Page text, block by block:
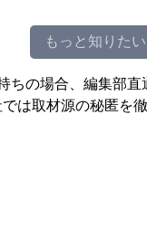
もっと知りたい
ちの場合、編集部
は取材源の秘匿を徹